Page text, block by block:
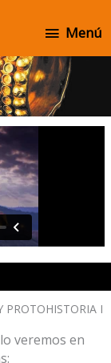
Menú
Menú
PROTOHISTORIA I
veremos en